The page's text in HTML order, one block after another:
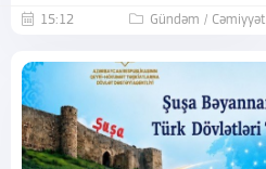
15:12 Gündəm / Cəmiyyət